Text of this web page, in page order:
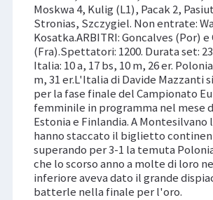
Moskwa 4, Kulig (L1), Pacak 2,
Stronias, Szczygiel. Non entrate:
Kosatka.ARBITRI: Goncalves (Por)
(Fra).Spettatori: 1200. Durata set:
Italia: 10 a, 17 bs, 10 m, 26 er.
m, 31 er.L'Italia di Davide Mazzanti
per la fase finale del Campionato
femminile in programma nel mese
Estonia e Finlandia. A Montesilvano
hanno staccato il biglietto
superando per 3-1 la temuta
che lo scorso anno a molte di loro
inferiore aveva dato il grande
batterle nella finale per l'oro.